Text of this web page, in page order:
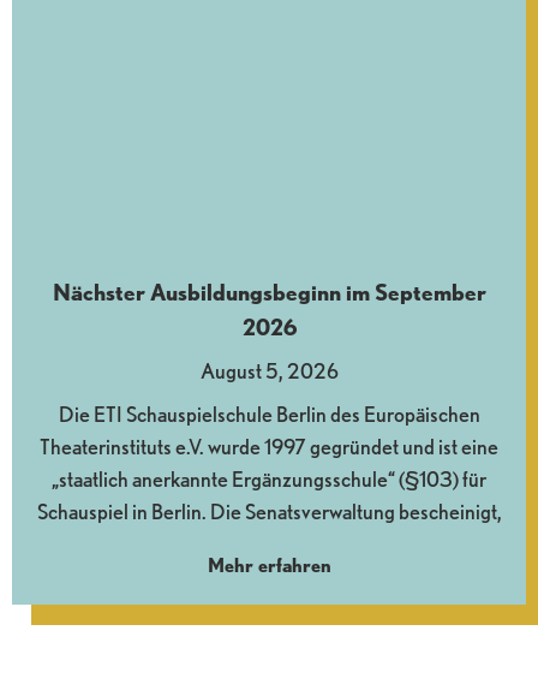
Nächster Ausbildungsbeginn im September
2026
August 5, 2026
Die ETI Schauspielschule Berlin des Europäischen
Theaterinstituts e.V. wurde 1997 gegründet und ist eine
„staatlich anerkannte Ergänzungsschule“ (§103) für
Schauspiel in Berlin. Die Senatsverwaltung bescheinigt,
Mehr erfahren